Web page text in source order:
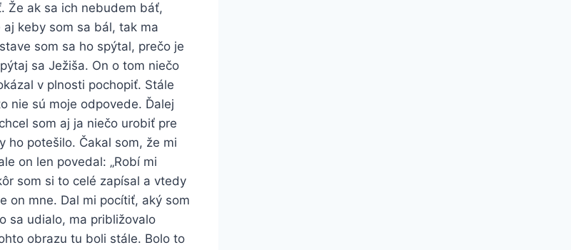
Že ak sa ich nebudem báť,
keby som sa bál, tak ma
som sa ho spýtal, prečo je
sa Ježiša. On o tom niečo
v plnosti pochopiť. Stále
nie sú moje odpovede. Ďalej
som aj ja niečo urobiť pre
ho potešilo. Čakal som, že mi
on len povedal: „Robí mi
som si to celé zapísal a vtedy
on mne. Dal mi pocítiť, aký som
sa udialo, ma približovalo
obrazu tu boli stále. Bolo to